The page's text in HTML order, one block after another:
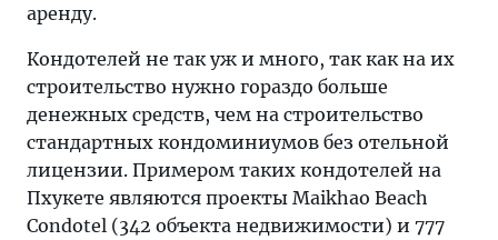
аренду.
Кондотелей не так уж и много, так как на их
строительство нужно гораздо больше
денежных средств, чем на строительство
стандартных кондоминиумов без отельной
лицензии. Примером таких кондотелей на
Пхукете являются проекты Maikhao Beach
Condotel (342 объекта недвижимости) и 777